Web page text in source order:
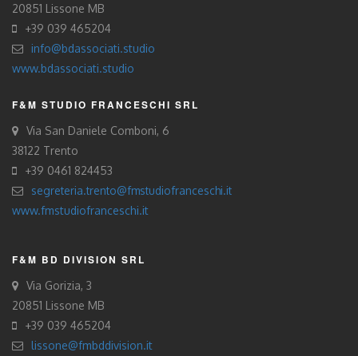
20851 Lissone MB
+39 039 465204
info@bdassociati.studio
www.bdassociati.studio
F&M STUDIO FRANCESCHI SRL
Via San Daniele Comboni, 6
38122 Trento
+39 0461 824453
segreteria.trento@fmstudiofranceschi.it
www.fmstudiofranceschi.it
F&M BD DIVISION SRL
Via Gorizia, 3
20851 Lissone MB
+39 039 465204
lissone@fmbddivision.it